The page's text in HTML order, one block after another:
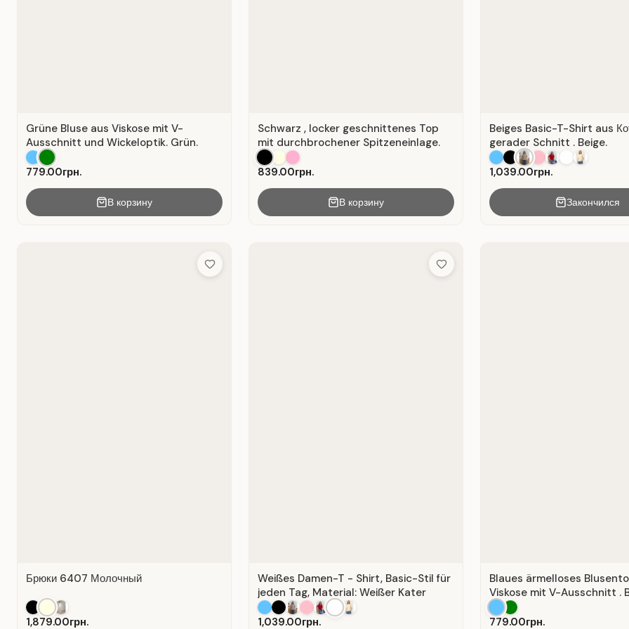
Grüne Bluse aus Viskose mit V-
Ausschnitt und Wickeloptik. Grün.
779.00грн.
В корзину
Schwarz , locker geschnittenes Top
mit durchbrochener Spitzeneinlage.
839.00грн.
В корзину
Beiges Basic-T-Shirt aus
gerader Schnitt . Beige.
1,039.00грн.
Закончился
Add to Wish List
Брюки 6407 Молочный
1,879.00грн.
Add to Wish List
Weißes Damen-T - Shirt, Basic-Stil für
jeden Tag, Material: Weißer Kater
1,039.00грн.
Blaues ärmelloses
Viskose mit V-Ausschnitt .
779.00грн.